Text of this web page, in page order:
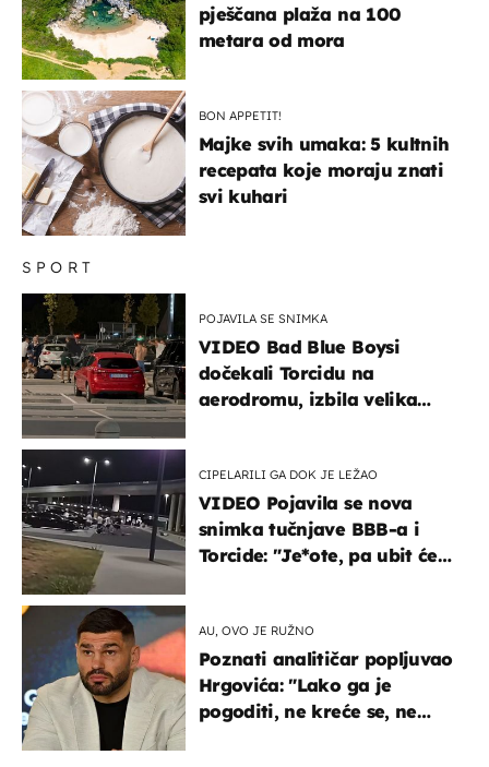
SPORT
POJAVILA SE SNIMKA
VIDEO Bad Blue Boysi
dočekali Torcidu na
aerodromu, izbila velika
CIPELARILI GA DOK JE LEŽAO
VIDEO Pojavila se nova
snimka tučnjave BBB-a i
Torcide: "Je*ote, pa ubit će
AU, OVO JE RUŽNO
Poznati analitičar popljuvao
Hrgovića: "Lako ga je
pogoditi, ne kreće se, ne
pješčana plaža na 100
metara od mora
BON APPETIT!
Majke svih umaka: 5 kultnih
recepata koje moraju znati
svi kuhari